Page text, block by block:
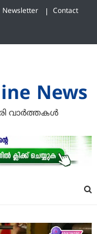
Newsletter Contact
News
വാര്‍ത്തകള്‍